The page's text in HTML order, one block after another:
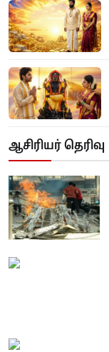
ஆசிரியர் தெரிவு